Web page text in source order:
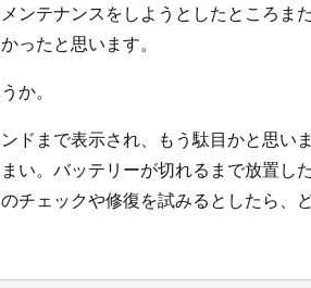
ンテナンスをしようとしたところ
ったと思います。
か。
まで表示され、もう駄目かと思
い。バッテリーが切れるまで放置
ェックや修復を試みるとしたら